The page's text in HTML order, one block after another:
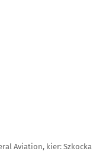
Aviation, kier: Szkocka